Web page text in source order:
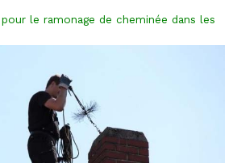
le ramonage de cheminée dans les